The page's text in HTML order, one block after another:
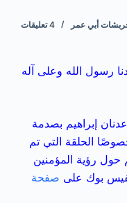
أبي عمر 4 تعليقات
رسول الله وعلى آله
إبراهيم بصدمة
الحلقة التي تم
حول رؤية المؤمنين
بوك على صفحة